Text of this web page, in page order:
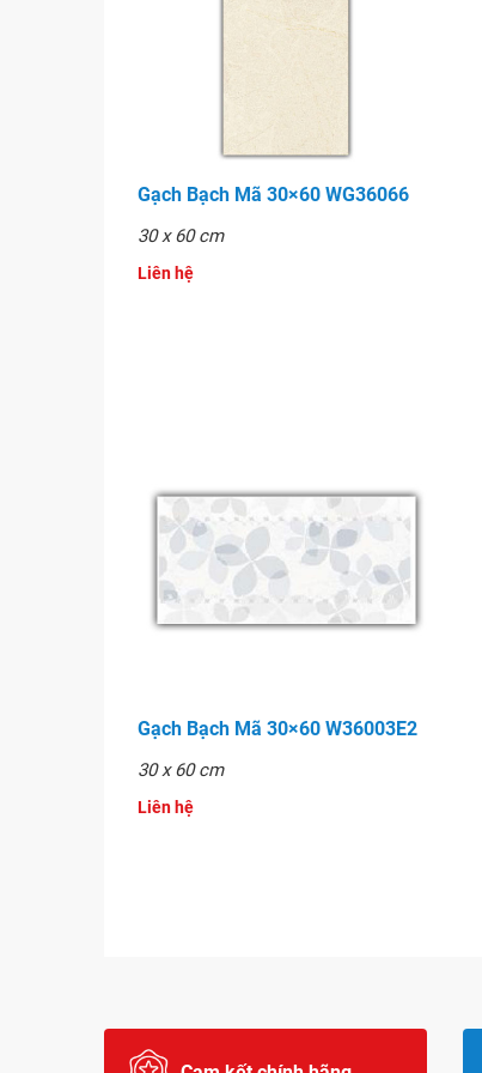
Gạch Granite lát sàn 30x60 - MSE36002
Gạch Bạch Mã 30×60 WG36066
30 x 60 cm
Liên hệ
Gạch Bạch Mã 30×60 W36003E2
30 x 60 cm
Liên hệ